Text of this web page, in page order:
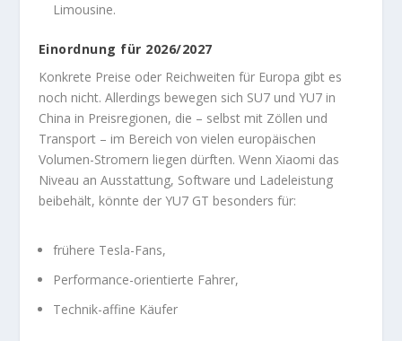
Limousine.
Einordnung für 2026/2027
Konkrete Preise oder Reichweiten für Europa gibt es
noch nicht. Allerdings bewegen sich SU7 und YU7 in
China in Preisregionen, die – selbst mit Zöllen und
Transport – im Bereich von vielen europäischen
Volumen-Stromern liegen dürften. Wenn Xiaomi das
Niveau an Ausstattung, Software und Ladeleistung
beibehält, könnte der YU7 GT besonders für:
frühere Tesla-Fans,
Performance-orientierte Fahrer,
Technik-affine Käufer